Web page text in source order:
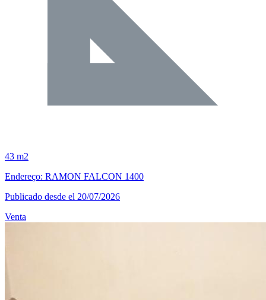
43 m2
Endereço: RAMON FALCON 1400
Publicado desde el 20/07/2026
Venta